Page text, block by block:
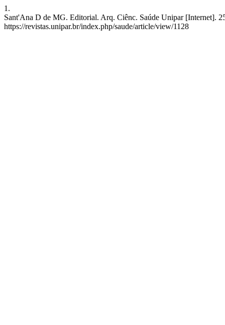
1.
Sant'Ana D de MG. Editorial. Arq. Ciênc. Saúde Unipar [Internet].
https://revistas.unipar.br/index.php/saude/article/view/1128